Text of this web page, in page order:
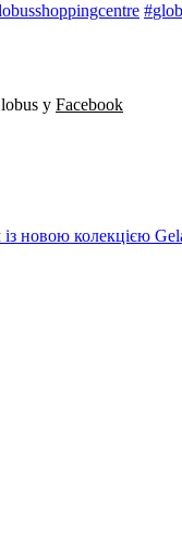
#
у Facebook
новою колекцією